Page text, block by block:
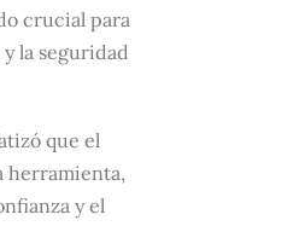
crucial para
la seguridad
que el
herramienta,
y el